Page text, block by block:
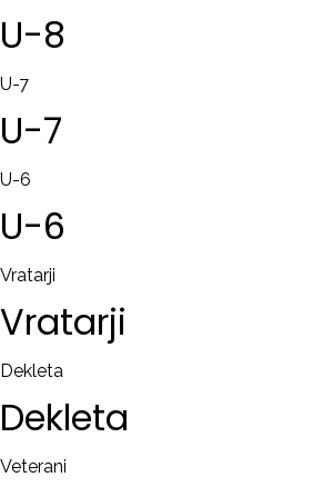
U-8
U-7
U-7
U-6
U-6
Vratarji
Vratarji
Dekleta
Dekleta
Veterani